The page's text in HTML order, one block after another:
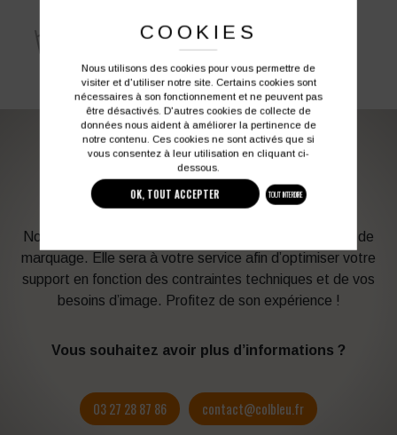
PERSONNALISATION DE VOS VÊTEMENTS DE
TRAVAIL
Notre graphiste connait les produits et les techniques de
marquage. Elle sera à votre service afin d’optimiser votre
support en fonction des contraintes techniques et de vos
besoins d’image. Profitez de son expérience !
Vous souhaitez avoir plus d’informations ?
03 27 28 87 86 contact@colbleu.fr
COOKIES
Nous utilisons des cookies pour vous permettre de
visiter et d'utiliser notre site. Certains cookies sont
nécessaires à son fonctionnement et ne peuvent pas
être désactivés. D'autres cookies de collecte de
données nous aident à améliorer la pertinence de
notre contenu. Ces cookies ne sont activés que si
vous consentez à leur utilisation en cliquant ci-
dessous.
OK, TOUT ACCEPTER TOUT INTERDIRE